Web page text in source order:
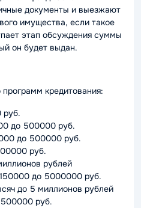
документы и выезжают
имущества, если такое
этап обсуждения суммы
он будет выдан.
кредитования:
руб.
до 500000 руб.
до 500000 руб.
руб.
рублей
до 5000000 руб.
до 5 миллионов рублей
руб.